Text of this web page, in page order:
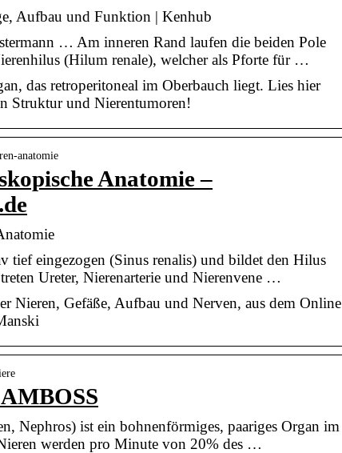
Aufbau und Funktion | Kenhub
… Am inneren Rand laufen die beiden Pole
(Hilum renale), welcher als Pforte für …
das retroperitoneal im Oberbauch liegt. Lies hier
Struktur und Nierentumoren!
anatomie
Anatomie –
tief eingezogen (Sinus renalis) und bildet den Hilus
Ureter, Nierenarterie und Nierenvene …
Nieren, Gefäße, Aufbau und Nerven, aus dem Online
Nephros) ist ein bohnenförmiges, paariges Organ im
werden pro Minute von 20% des …